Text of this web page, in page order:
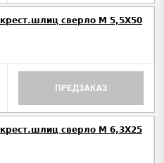
крест.шлиц сверло М 5,5Х50
ПРЕДЗАКАЗ
крест.шлиц сверло М 6,3Х25